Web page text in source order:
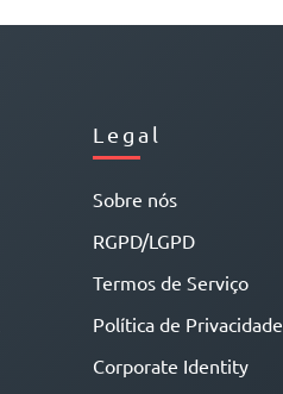
Legal
Sobre nós
RGPD/LGPD
Termos de Serviço
Política de Privacidade
Corporate Identity